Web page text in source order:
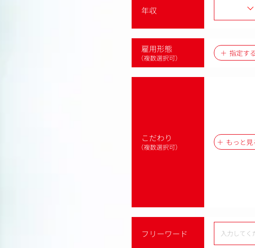
年収
雇用形態
（複数選択可）
指定する
こだわり
（複数選択可）
もっと見
フリーワード